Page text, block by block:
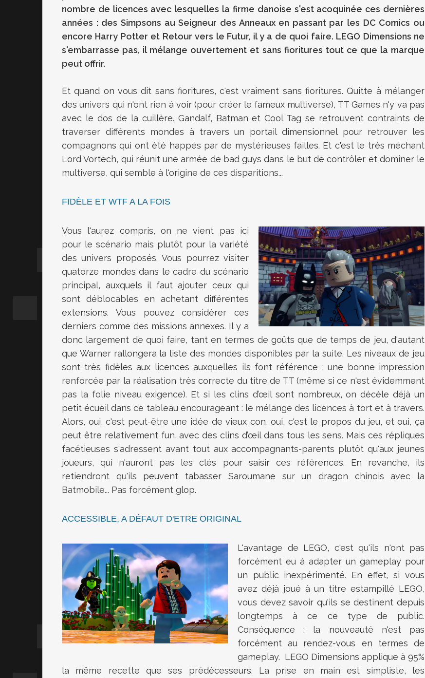
nombre de licences avec lesquelles la firme danoise s'est acoquinée ces dernières
années : des Simpsons au Seigneur des Anneaux en passant par les DC Comics ou
encore Harry Potter et Retour vers le Futur, il y a de quoi faire. LEGO Dimensions ne
s'embarrasse pas, il mélange ouvertement et sans fioritures tout ce que la marque
peut offrir.
Et quand on vous dit sans fioritures, c'est vraiment sans fioritures. Quitte à mélanger
des univers qui n'ont rien à voir (pour créer le fameux multiverse), TT Games n'y va pas
avec le dos de la cuillère. Gandalf, Batman et Cool Tag se retrouvent contraints de
traverser différents mondes à travers un portail dimensionnel pour retrouver les
compagnons qui ont été happés par de mystérieuses failles. Et c'est le très méchant
Lord Vortech, qui réunit une armée de bad guys dans le but de contrôler et dominer le
multiverse, qui semble à l'origine de ces disparitions...
FIDÈLE ET WTF A LA FOIS
Vous l'aurez compris, on ne vient pas ici
pour le scénario mais plutôt pour la variété
des univers proposés. Vous pourrez visiter
quatorze mondes dans le cadre du scénario
principal, auxquels il faut ajouter ceux qui
sont déblocables en achetant différentes
extensions. Vous pouvez considérer ces
derniers comme des missions annexes. Il y a
donc largement de quoi faire, tant en termes de goûts que de temps de jeu, d'autant
que Warner rallongera la liste des mondes disponibles par la suite. Les niveaux de jeu
sont très fidèles aux licences auxquelles ils font référence ; une bonne impression
renforcée par la réalisation très correcte du titre de TT (même si ce n'est évidemment
pas la folie niveau exigence). Et si les clins d’œil sont nombreux, on décèle déjà un
petit écueil dans ce tableau encourageant : le mélange des licences à tort et à travers.
Alors, oui, c'est peut-être une idée de vieux con, oui, c'est le propos du jeu, et oui, ça
peut être relativement fun, avec des clins d’œil dans tous les sens. Mais ces répliques
facétieuses s'adressent avant tout aux accompagnants-parents plutôt qu'aux jeunes
joueurs, qui n'auront pas les clés pour saisir ces références. En revanche, ils
retiendront qu'ils peuvent tabasser Saroumane sur un dragon chinois avec la
Batmobile... Pas forcément glop.
ACCESSIBLE, A DÉFAUT D'ETRE ORIGINAL
L'avantage de LEGO, c'est qu'ils n'ont pas
forcément eu à adapter un gameplay pour
un public inexpérimenté. En effet, si vous
avez déjà joué à un titre estampillé LEGO,
vous devez savoir qu'ils se destinent depuis
longtemps à ce ce type de public.
Conséquence : la nouveauté n'est pas
forcément au rendez-vous en termes de
gameplay. LEGO Dimensions applique à 95%
la même recette que ses prédécesseurs. La prise en main est simpliste, les